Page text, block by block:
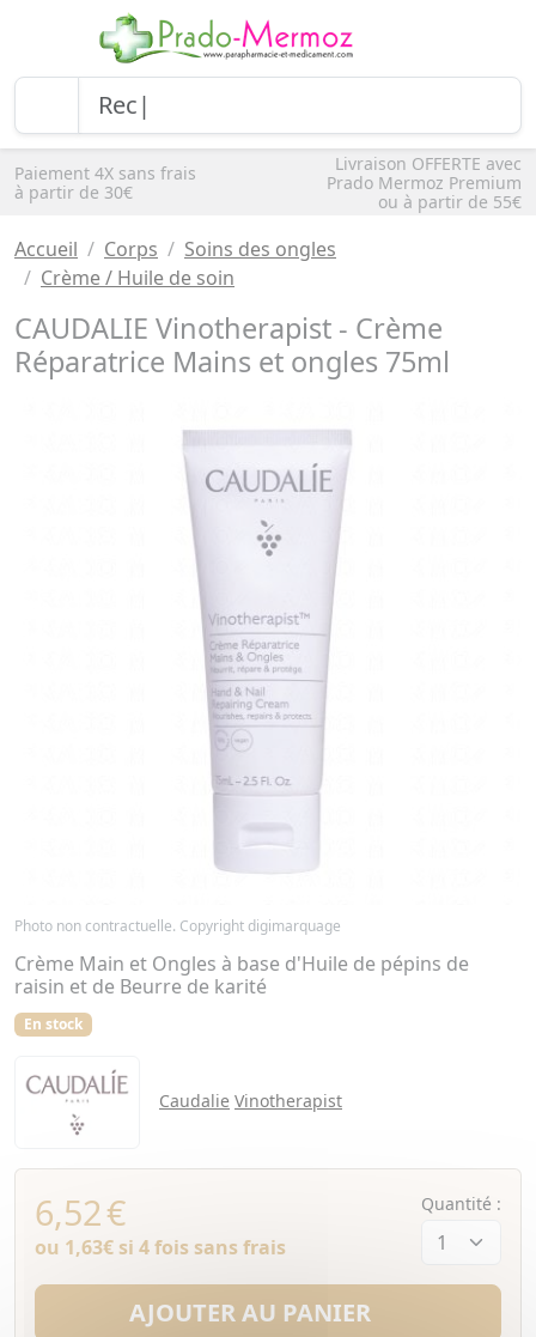
Paiement 4X sans frais
à partir de 30€
Livraison OFFERTE avec
Prado Mermoz Premium
ou à partir de 55€
Accueil Corps
Soins des ongles
Crème / Huile de soin
CAUDALIE Vinotherapist - Crème
Réparatrice Mains et ongles 75ml
Photo non contractuelle. Copyright digimarquage
Crème Main et Ongles à base d'Huile de pépins de
raisin et de Beurre de karité
En stock
Caudalie Vinotherapist
6,52€
ou 1,63€ si 4 fois sans frais
Quantité :
AJOUTER AU PANIER